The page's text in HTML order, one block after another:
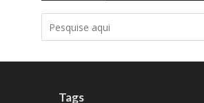
Tags